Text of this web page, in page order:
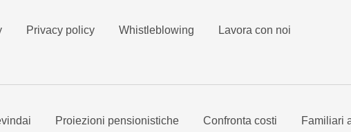
Privacy policy Whistleblowing Lavora con noi
Proiezioni pensionistiche Confronta costi Familiari